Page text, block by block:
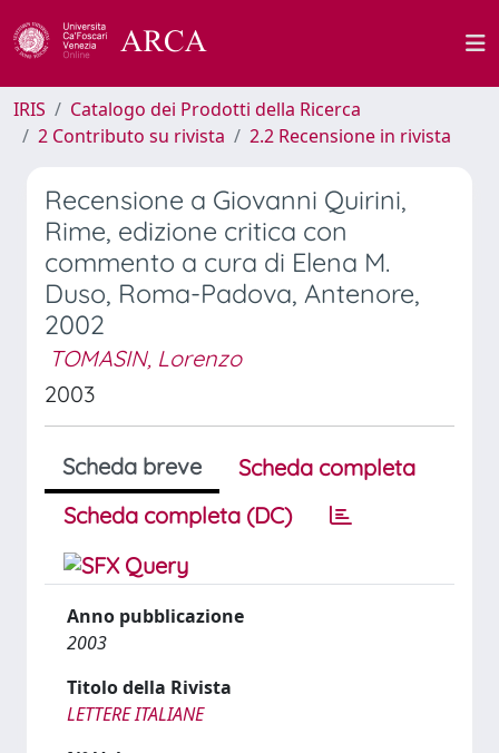
IRIS
Catalogo dei Prodotti della Ricerca
2 Contributo su rivista
2.2 Recensione in rivista
Recensione a Giovanni Quirini,
Rime, edizione critica con
commento a cura di Elena M.
Duso, Roma-Padova, Antenore,
2002
TOMASIN, Lorenzo
2003
Scheda breve
Scheda completa
Scheda completa (DC)
Anno pubblicazione
2003
Titolo della Rivista
LETTERE ITALIANE